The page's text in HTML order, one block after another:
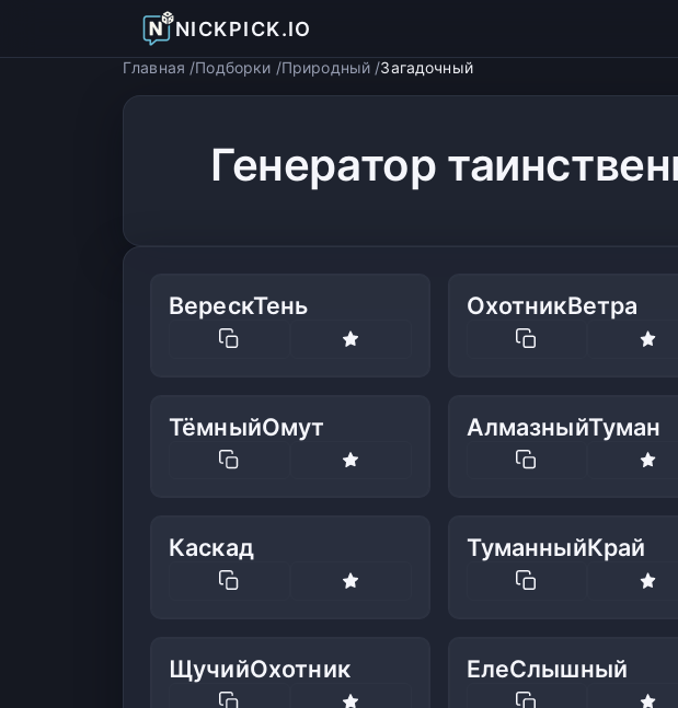
NICKPICK.IO
Главная Подборки Природный Загадочный
Генератор
ВерескТень ОхотникВетра
ТёмныйОмут АлмазныйТуман
Каскад ТуманныйКрай
ЩучийОхотник ЕлеСлышный